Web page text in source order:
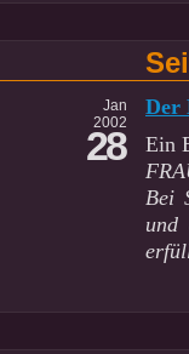
Jan
2002
28
Der
Ein
Bei
und